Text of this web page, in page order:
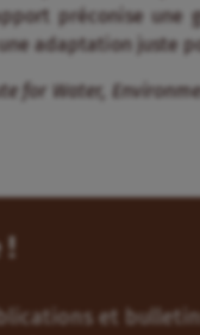
préconise une
adaptation juste
for Water,
!
et